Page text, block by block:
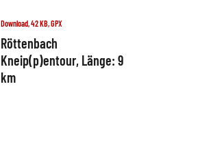
Download, 42 KB, GPX
Röttenbach
Kneip(p)entour, Länge: 9
km